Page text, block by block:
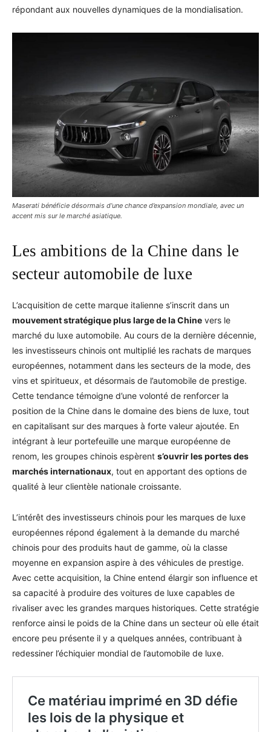
répondant aux nouvelles dynamiques de la mondialisation.
Maserati bénéficie désormais d’une chance d’expansion mondiale, avec un
accent mis sur le marché asiatique.
Les ambitions de la Chine dans le
secteur automobile de luxe
L’acquisition de cette marque italienne s’inscrit dans un
mouvement stratégique plus large de la Chine vers le
marché du luxe automobile. Au cours de la dernière décennie,
les investisseurs chinois ont multiplié les rachats de marques
européennes, notamment dans les secteurs de la mode, des
vins et spiritueux, et désormais de l’automobile de prestige.
Cette tendance témoigne d’une volonté de renforcer la
position de la Chine dans le domaine des biens de luxe, tout
en capitalisant sur des marques à forte valeur ajoutée. En
intégrant à leur portefeuille une marque européenne de
renom, les groupes chinois espèrent s’ouvrir les portes des
marchés internationaux, tout en apportant des options de
qualité à leur clientèle nationale croissante.
L’intérêt des investisseurs chinois pour les marques de luxe
européennes répond également à la demande du marché
chinois pour des produits haut de gamme, où la classe
moyenne en expansion aspire à des véhicules de prestige.
Avec cette acquisition, la Chine entend élargir son influence et
sa capacité à produire des voitures de luxe capables de
rivaliser avec les grandes marques historiques. Cette stratégie
renforce ainsi le poids de la Chine dans un secteur où elle était
encore peu présente il y a quelques années, contribuant à
redessiner l’échiquier mondial de l’automobile de luxe.